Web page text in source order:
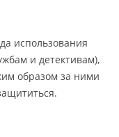
использования
и детективам),
образом за ними